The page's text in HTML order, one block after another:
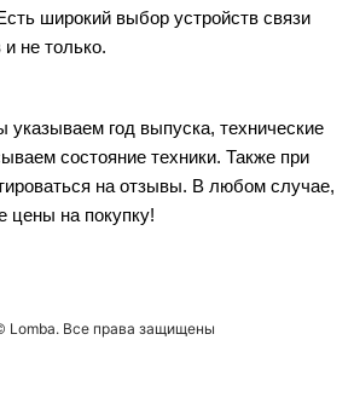
широкий выбор устройств связи
не только.
указываем год выпуска, технические
состояние техники. Также при
на отзывы. В любом случае,
цены на покупку!
Lomba. Все права защищены